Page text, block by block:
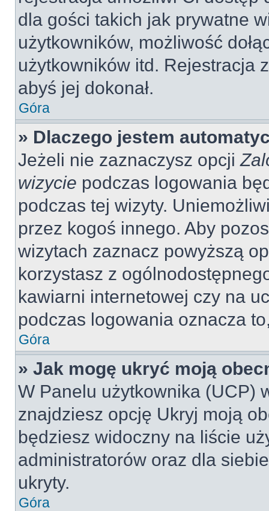
dla gości takich jak prywatne
użytkowników, możliwość
użytkowników itd. Rejestracja
abyś jej dokonał.
Góra
» Dlaczego jestem
Jeżeli nie zaznaczysz opcji
wizycie podczas logowania
podczas tej wizyty.
przez kogoś innego. Aby
wizytach zaznacz powyższą
korzystasz z
kawiarni internetowej czy na
podczas logowania oznacza
Góra
» Jak mogę ukryć moją
W Panelu użytkownika (UCP)
znajdziesz opcję Ukryj moją
będziesz widoczny na liście
administratorów oraz dla
ukryty.
Góra